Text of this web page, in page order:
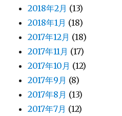
2018年2月 (13)
2018年1月 (18)
2017年12月 (18)
2017年11月 (17)
2017年10月 (12)
2017年9月 (8)
2017年8月 (13)
2017年7月 (12)